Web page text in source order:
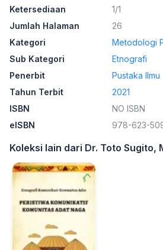
Ketersediaan
1/1
Jumlah Halaman
26
Kategori
Metodologi
Sub Kategori
Etnografi
Penerbit
Pustaka Ilmu
Tahun Terbit
2021
ISBN
NO ISBN
eISBN
978-623-
Koleksi lain dari Dr. Toto Sugito,